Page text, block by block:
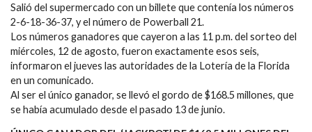
Salió del supermercado con un billete que contenía los números
2-6-18-36-37, y el número de Powerball 21.
Los números ganadores que cayeron a las 11 p.m. del sorteo del
miércoles, 12 de agosto, fueron exactamente esos seis,
informaron el jueves las autoridades de la Lotería de la Florida
en un comunicado.
Al ser el único ganador, se llevó el gordo de $168.5 millones, que
se había acumulado desde el pasado 13 de junio.